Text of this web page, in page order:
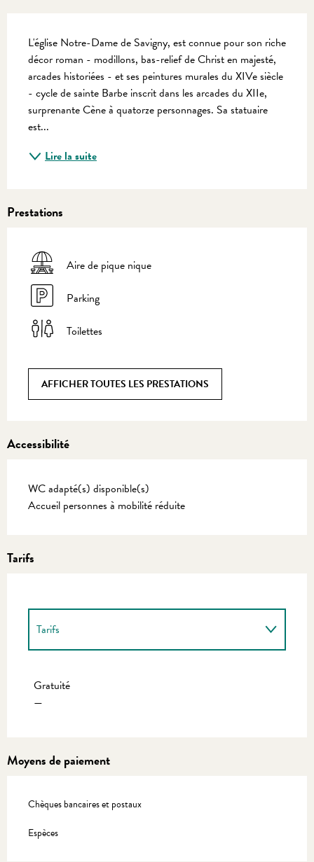
L'église Notre-Dame de Savigny, est connue pour son riche
décor roman - modillons, bas-relief de Christ en majesté,
arcades historiées - et ses peintures murales du XIVe siècle
- cycle de sainte Barbe inscrit dans les arcades du XIIe,
surprenante Cène à quatorze personnages. Sa statuaire
est...
Lire la suite
Prestations
Aire de pique nique
Parking
Toilettes
AFFICHER TOUTES LES PRESTATIONS
Accessibilité
WC adapté(s) disponible(s)
Accueil personnes à mobilité réduite
Tarifs
Tarifs
Gratuité
—
Moyens de paiement
Chèques bancaires et postaux
Espèces